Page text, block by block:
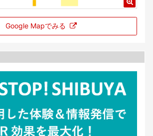
Google Mapでみる